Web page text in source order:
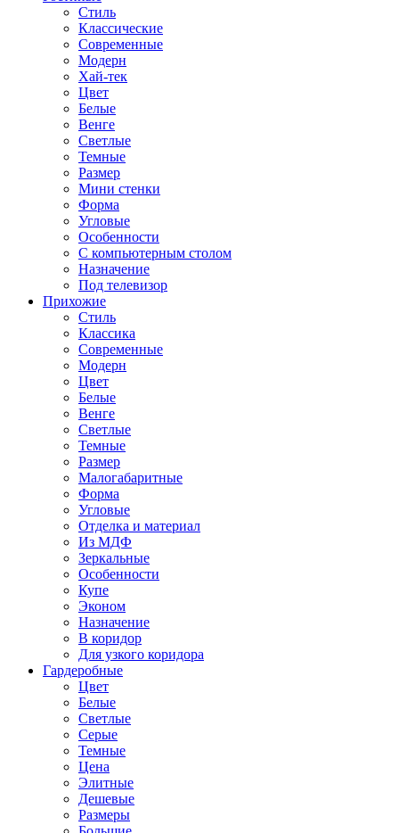
Стиль
Классические
Современные
Модерн
Хай-тек
Цвет
Белые
Венге
Светлые
Темные
Размер
Мини стенки
Форма
Угловые
Особенности
С компьютерным столом
Назначение
Под телевизор
Прихожие
Стиль
Классика
Современные
Модерн
Цвет
Белые
Венге
Светлые
Темные
Размер
Малогабаритные
Форма
Угловые
Отделка и материал
Из МДФ
Зеркальные
Особенности
Купе
Эконом
Назначение
В коридор
Для узкого коридора
Гардеробные
Цвет
Белые
Светлые
Серые
Темные
Цена
Элитные
Дешевые
Размеры